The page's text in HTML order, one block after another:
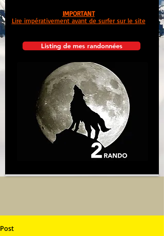
Listing de mes randonnées
IMPORTANT
Lire impérativement avant de surfer sur le site
Post